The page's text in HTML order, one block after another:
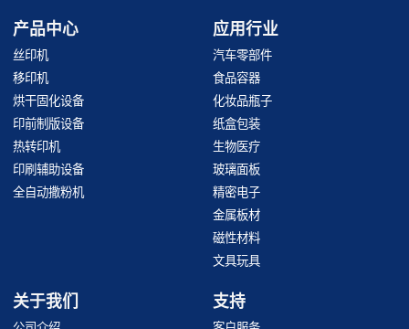
产品中心
丝印机
移印机
烘干固化设备
印前制版设备
热转印机
印刷辅助设备
全自动撒粉机
应用行业
汽车零部件
食品容器
化妆品瓶子
纸盒包装
生物医疗
玻璃面板
精密电子
金属板材
磁性材料
文具玩具
关于我们 支持